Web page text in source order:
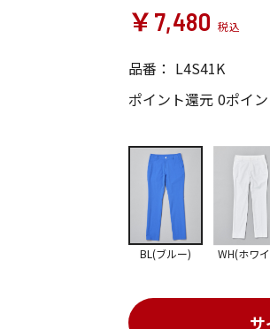
￥7,480
品番： L4S41K
ポイント還元 0ポイ
BL(ブルー) WH(ホワ